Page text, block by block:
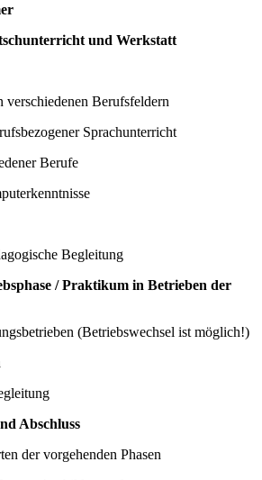
und Werkstatt
verschiedenen Berufsfeldern
Sprachunterricht
Berufe
Begleitung
/ Praktikum in Betrieben der
(Betriebswechsel ist möglich!)
Abschluss
der vorgehenden Phasen